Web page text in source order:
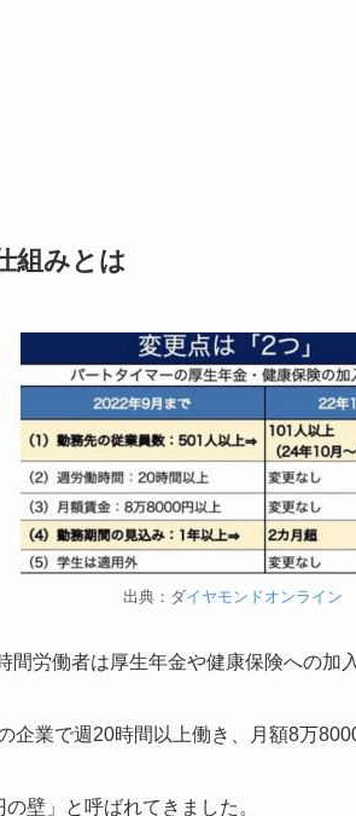
組みとは
出典：ダイヤモンドオンライン
間労働者は厚生年金や健康保険への加
企業で週20時間以上働き、月額8万
壁」と呼ばれてきました。